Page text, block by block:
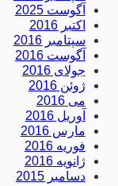
آگوست 2025
اکتبر 2016
سپتامبر 2016
آگوست 2016
جولای 2016
ژوئن 2016
می 2016
آوریل 2016
مارس 2016
فوریه 2016
ژانویه 2016
دسامبر 2015